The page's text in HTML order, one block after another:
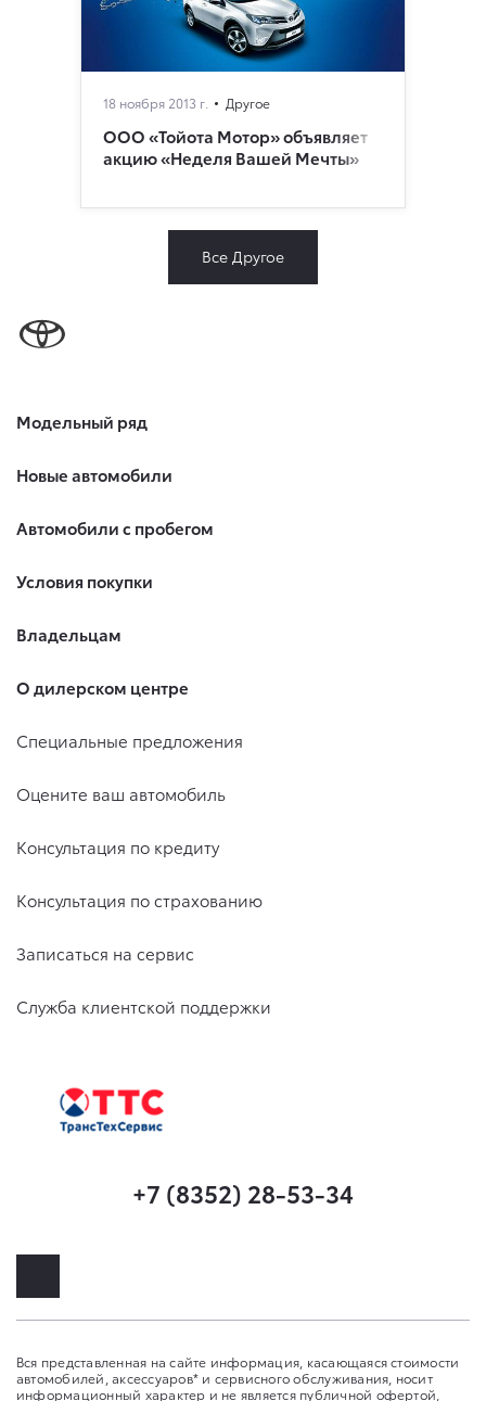
18 ноября 2013 г. Другое
ООО «Тойота Мотор» объявляет
акцию «Неделя Вашей Мечты»
Все Другое
Модельный ряд
Новые автомобили
Автомобили с пробегом
Условия покупки
Владельцам
О дилерском центре
Специальные предложения
Оцените ваш автомобиль
Консультация по кредиту
Консультация по страхованию
Записаться на сервис
Служба клиентской поддержки
+7 (8352) 28-53-34
Вся представленная на сайте информация, касающаяся стоимости
автомобилей, аксессуаров* и сервисного обслуживания, носит
информационный характер и не является публичной офертой,